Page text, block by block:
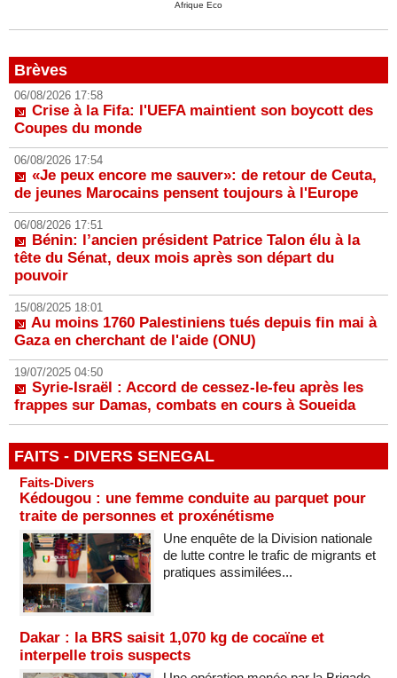
Afrique Eco
Brèves
06/08/2026 17:58
Crise à la Fifa: l'UEFA maintient son boycott des
Coupes du monde
06/08/2026 17:54
«Je peux encore me sauver»: de retour de Ceuta,
de jeunes Marocains pensent toujours à l'Europe
06/08/2026 17:51
Bénin: l’ancien président Patrice Talon élu à la
tête du Sénat, deux mois après son départ du
pouvoir
15/08/2025 18:01
Au moins 1760 Palestiniens tués depuis fin mai à
Gaza en cherchant de l'aide (ONU)
19/07/2025 04:50
Syrie-Israël : Accord de cessez-le-feu après les
frappes sur Damas, combats en cours à Soueida
FAITS - DIVERS SENEGAL
Faits-Divers
Kédougou : une femme conduite au parquet pour
traite de personnes et proxénétisme
Une enquête de la Division nationale
de lutte contre le trafic de migrants et
pratiques assimilées...
Dakar : la BRS saisit 1,070 kg de cocaïne et
interpelle trois suspects